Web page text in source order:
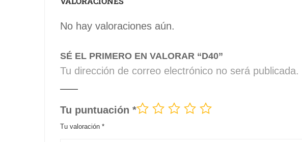
No hay valoraciones aún.
SÉ EL PRIMERO EN VALORAR “D40”
Tu dirección de correo electrónico no será publicada.
Tu puntuación *
Tu valoración *